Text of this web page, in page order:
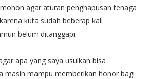
agar aturan penghapusan tenaga
kuta sudah beberap kali
belum ditanggapi.
apa yang saya usulkan bisa
masih mampu memberikan honor bagi